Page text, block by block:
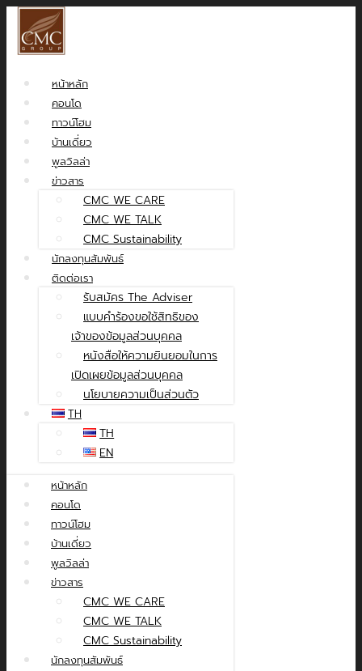
หน้าหลัก
คอนโด
ทาวน์โฮม
บ้านเดี่ยว
พูลวิลล่า
ข่าวสาร
CMC WE CARE
CMC WE TALK
CMC Sustainability
นักลงทุนสัมพันธ์
ติดต่อเรา
รับสมัคร The Adviser
แบบคำร้องขอใช้สิทธิของ
เจ้าของข้อมูลส่วนบุคคล
หนังสือให้ความยินยอมในการ
เปิดเผยข้อมูลส่วนบุคคล
นโยบายความเป็นส่วนตัว
TH
TH
EN
หน้าหลัก
คอนโด
ทาวน์โฮม
บ้านเดี่ยว
พูลวิลล่า
ข่าวสาร
CMC WE CARE
CMC WE TALK
CMC Sustainability
นักลงทุนสัมพันธ์